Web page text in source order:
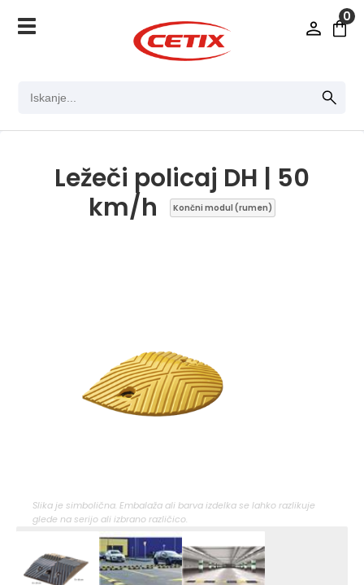
0
Ležeči policaj DH | 50
km/h
Končni modul (rumen)
Slika je simbolična. Embalaža ali barva izdelka se lahko razlikuje
glede na serijo ali izbrano različico.